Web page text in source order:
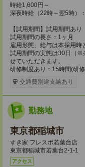
時給1,600円～
深夜時給（22時～翌5時）
【試用期間】試用期間あり
試用期間の長さ：1ヶ月
雇用形態、給与は本採用時
試用期間の実態は30日（※
せていただきます。
研修制度あり：15時間(研修
交通費別途支給あり
勤務地
東京都稲城市
すき家 フレスポ若葉台店
東京都稲城市若葉台2-1-1
アクセス